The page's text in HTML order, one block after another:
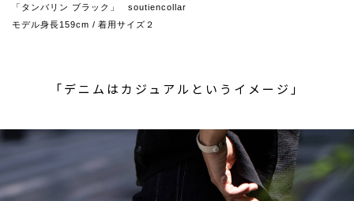
「タンバリン ブラック」 soutiencollar
モデル身長159cm / 着用サイズ２
「デニムはカジュアルというイメージ」